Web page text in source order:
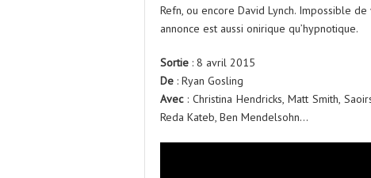
Refn, ou encore David Lynch. Impossible
annonce est aussi onirique qu’hypnotique.
Sortie : 8 avril 2015
De : Ryan Gosling
Avec: Christina Hendricks, Matt Smith,
Reda Kateb, Ben Mendelsohn…